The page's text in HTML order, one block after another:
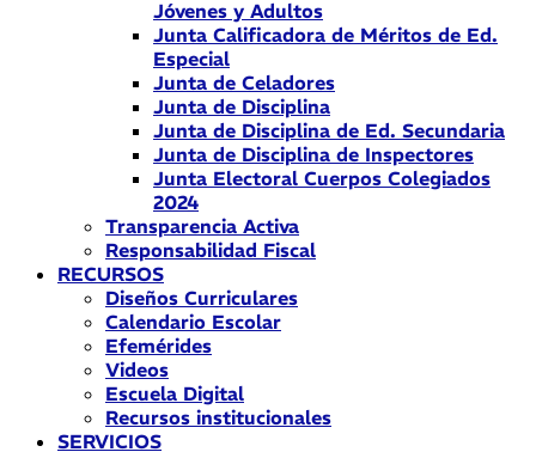
Jóvenes y Adultos
Junta Calificadora de Méritos de Ed.
Especial
Junta de Celadores
Junta de Disciplina
Junta de Disciplina de Ed. Secundaria
Junta de Disciplina de Inspectores
Junta Electoral Cuerpos Colegiados
2024
Transparencia Activa
Responsabilidad Fiscal
RECURSOS
Diseños Curriculares
Calendario Escolar
Efemérides
Videos
Escuela Digital
Recursos institucionales
SERVICIOS